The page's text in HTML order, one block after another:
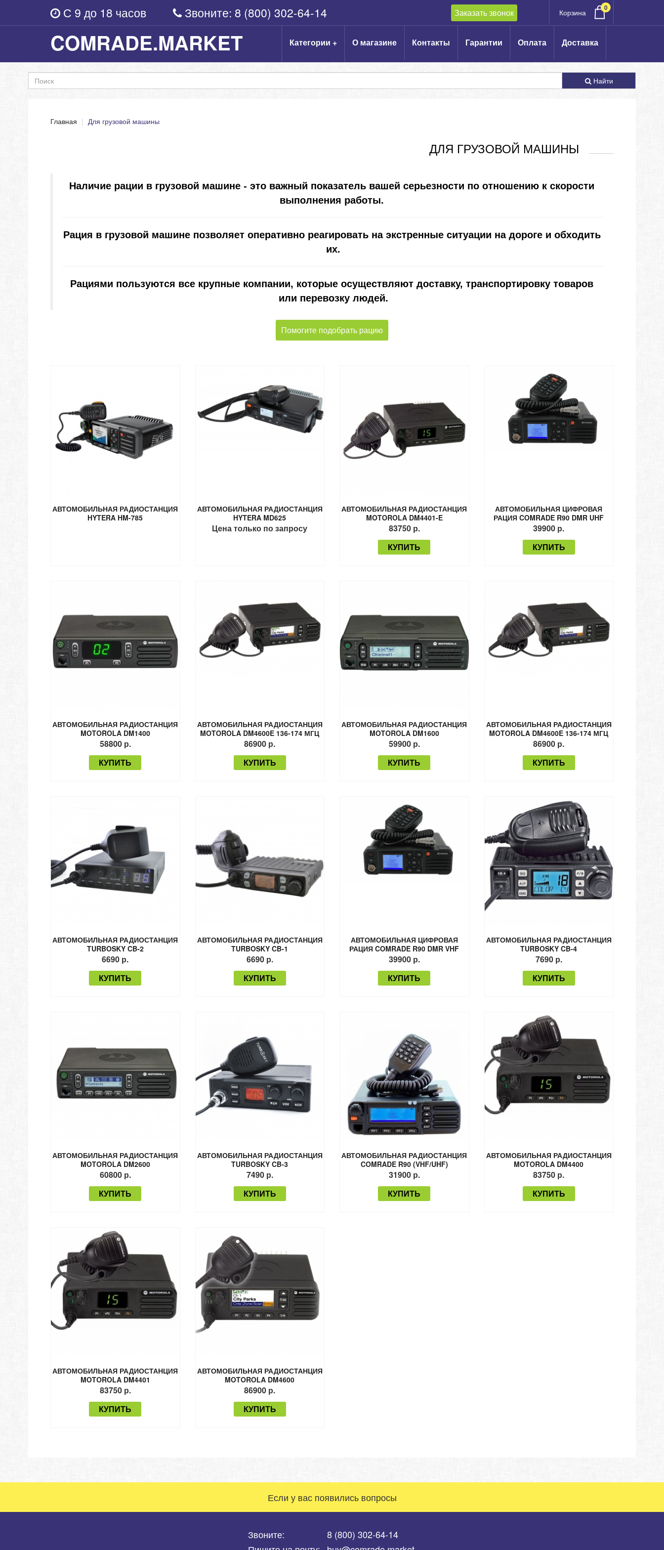
Корзина 0
С 9 до 18 часов Звоните: 8 (800) 302-64-14 Заказать звонок
COMRADE.MARKET Категории + О магазине Контакты Гарантии Оплата Доставка
Найти
Главная Для грузовой машины
ДЛЯ ГРУЗОВОЙ МАШИНЫ
Наличие рации в грузовой машине - это важный показатель вашей серьезности по отношению к скорости
выполнения работы.
Рация в грузовой машине позволяет оперативно реагировать на экстренные ситуации на дороге и обходить
их.
Рациями пользуются все крупные компании, которые осуществляют доставку, транспортировку товаров
или перевозку людей.
Помогите подобрать рацию
АВТОМОБИЛЬНАЯ РАДИОСТАНЦИЯ
HYTERA HM-785
АВТОМОБИЛЬНАЯ РАДИОСТАНЦИЯ
HYTERA MD625
Цена только по запросу
АВТОМОБИЛЬНАЯ РАДИОСТАНЦИЯ
MOTOROLA DM4401-E
83750 р.
КУПИТЬ
АВТОМОБИЛЬНАЯ ЦИФРОВАЯ
РАЦИЯ COMRADE R90 DMR UHF
(COMRADE R 1050 DMR)
39900 р.
КУПИТЬ
АВТОМОБИЛЬНАЯ РАДИОСТАНЦИЯ
MOTOROLA DM1400
58800 р.
КУПИТЬ
АВТОМОБИЛЬНАЯ РАДИОСТАНЦИЯ
MOTOROLA DM4600E 136-174 МГЦ
25 ВТ
86900 р.
КУПИТЬ
АВТОМОБИЛЬНАЯ РАДИОСТАНЦИЯ
MOTOROLA DM1600
59900 р.
КУПИТЬ
АВТОМОБИЛЬНАЯ РАДИОСТАНЦИЯ
MOTOROLA DM4600E 136-174 МГЦ
45 ВТ
86900 р.
КУПИТЬ
АВТОМОБИЛЬНАЯ РАДИОСТАНЦИЯ
TURBOSKY CB-2
6690 р.
КУПИТЬ
АВТОМОБИЛЬНАЯ РАДИОСТАНЦИЯ
TURBOSKY CB-1
6690 р.
КУПИТЬ
АВТОМОБИЛЬНАЯ ЦИФРОВАЯ
РАЦИЯ COMRADE R90 DMR VHF
(COMRADE R 1050 DMR)
39900 р.
КУПИТЬ
АВТОМОБИЛЬНАЯ РАДИОСТАНЦИЯ
TURBOSKY CB-4
7690 р.
КУПИТЬ
АВТОМОБИЛЬНАЯ РАДИОСТАНЦИЯ
MOTOROLA DM2600
60800 р.
КУПИТЬ
АВТОМОБИЛЬНАЯ РАДИОСТАНЦИЯ
TURBOSKY CB-3
7490 р.
КУПИТЬ
АВТОМОБИЛЬНАЯ РАДИОСТАНЦИЯ
COMRADE R90 (VHF/UHF)
31900 р.
КУПИТЬ
АВТОМОБИЛЬНАЯ РАДИОСТАНЦИЯ
MOTOROLA DM4400
83750 р.
КУПИТЬ
АВТОМОБИЛЬНАЯ РАДИОСТАНЦИЯ
MOTOROLA DM4401
83750 р.
КУПИТЬ
АВТОМОБИЛЬНАЯ РАДИОСТАНЦИЯ
MOTOROLA DM4600
86900 р.
КУПИТЬ
Если у вас появились вопросы
Звоните:
8 (800) 302-64-14